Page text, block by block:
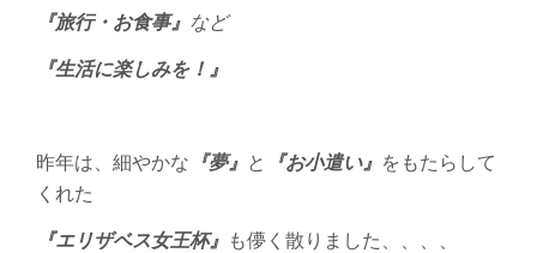
『旅行・お食事』 など
『生活に楽しみを！』
昨年は、細やかな 『夢』 と 『お小遣い』 をもたらして
くれた
『エリザベス女王杯』 も儚く散りました、、、、